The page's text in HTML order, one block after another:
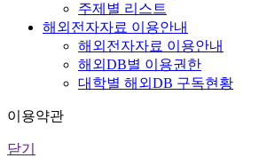
주제별 리스트
해외전자자료 이용안내
해외전자자료 이용안내
해외DB별 이용권한
대학별 해외DB 구독현황
이용약관
닫기